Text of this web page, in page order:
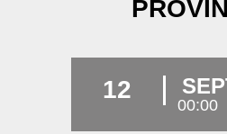
12
00:00